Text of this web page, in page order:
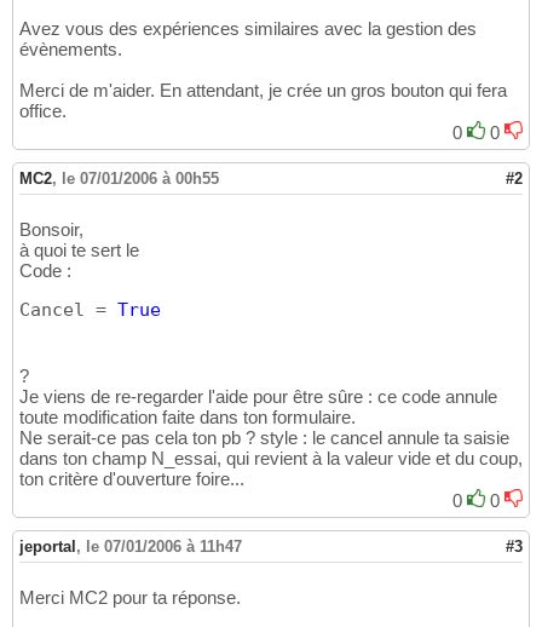
Avez vous des expériences similaires avec la gestion des
évènements.
Merci de m'aider. En attendant, je crée un gros bouton qui fera
office.
0
0
MC2, le 07/01/2006 à 00h55 #2
Bonsoir,
à quoi te sert le
Code :
Cancel = True
?
Je viens de re-regarder l'aide pour être sûre : ce code annule
toute modification faite dans ton formulaire.
Ne serait-ce pas cela ton pb ? style : le cancel annule ta saisie
dans ton champ N_essai, qui revient à la valeur vide et du coup,
ton critère d'ouverture foire...
0
0
jeportal , le 07/01/2006 à 11h47 #3
Merci MC2 pour ta réponse.